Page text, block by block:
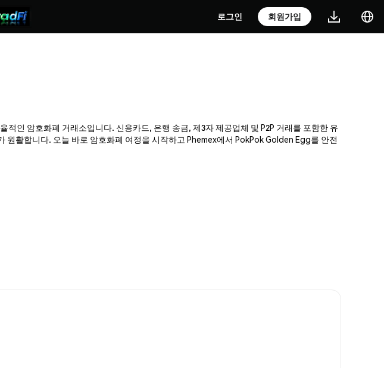
로그인 회원가입
인 암호화폐 거래소입니다. 신용카드, 은행 송금, 제3자 제공업체 및 P2P 거래를 포함한 유
활합니다. 오늘 바로 암호화폐 여정을 시작하고 Phemex에서 PokPok Golden Egg를 안전